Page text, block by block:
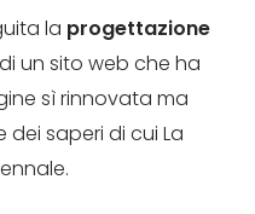
la progettazione
un sito web che ha
sì rinnovata ma
saperi di cui La